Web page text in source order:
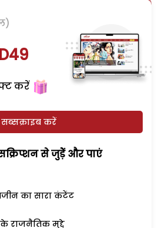
करें
सब्सक्राइब करें
से जुड़ेें और पाएं
का सारा कंटेंट
राजनैतिक मुद्दे